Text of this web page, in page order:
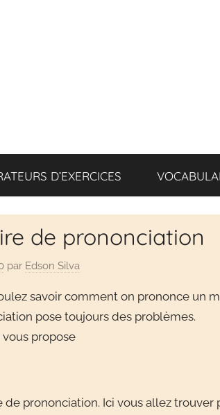
D’EXERCICES
de prononciation
par Edson Silva
savoir comment on prononce un
pose toujours des problèmes.
vous propose
de prononciation. Ici vous allez